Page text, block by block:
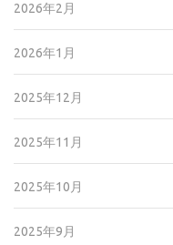
2026年2月
2026年1月
2025年12月
2025年11月
2025年10月
2025年9月